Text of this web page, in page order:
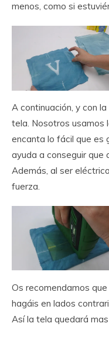
menos, como si
A continuación, y con
tela. Nosotros usamos
encanta lo fácil que es
ayuda a conseguir que
Además, al ser
fuerza.
Os recomendamos
hagáis en lados
Así la tela quedará